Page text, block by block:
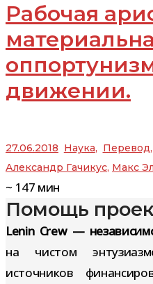
Рабочая
движении.
27.06.2018 Наука, Перевод,
Александр Гачикус, Макс
~ 147 мин
Помощь
Lenin Crew —
на чистом
источников